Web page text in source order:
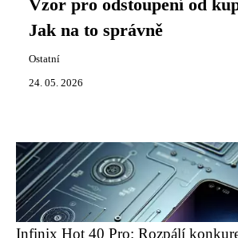
Vzor pro odstoupení od
Jak na to správně
Ostatní
24. 05. 2026
Infinix Hot 40 Pro: Rozpálí